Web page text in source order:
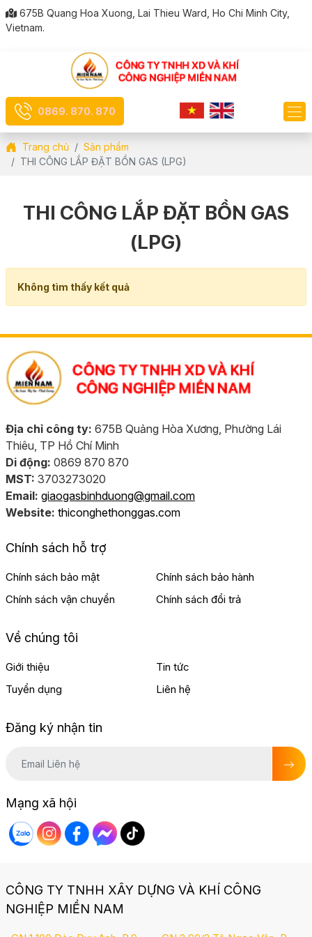
675B Quang Hoa Xuong, Lai Thieu Ward, Ho Chi Minh City,
Vietnam.
0869. 870. 870
Trang chủ
Sản phẩm
THI CÔNG LẮP ĐẶT BỒN GAS (LPG)
THI CÔNG LẮP ĐẶT BỒN GAS
(LPG)
Không tìm thấy kết quả
Địa chỉ công ty: 675B Quảng Hòa Xương, Phường Lái
Thiêu, TP Hồ Chí Minh
Di động: 0869 870 870
MST: 3703273020
Email: giaogasbinhduong@gmail.com
Website: thiconghethonggas.com
Chính sách hỗ trợ
Chính sách bảo mật
Chính sách bảo hành
Chính sách vận chuyển
Chính sách đổi trả
Về chúng tôi
Giới thiệu
Tin tức
Tuyển dụng
Liên hệ
Đăng ký nhận tin
Mạng xã hội
CÔNG TY TNHH XÂY DỰNG VÀ KHÍ CÔNG
NGHIỆP MIỀN NAM